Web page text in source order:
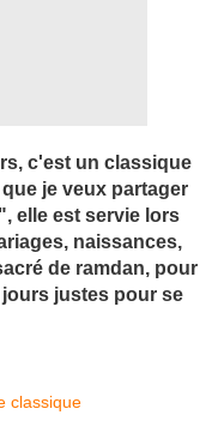
c'est un classique
je veux partager
elle est servie lors
naissances,
de ramdan, pour
justes pour se